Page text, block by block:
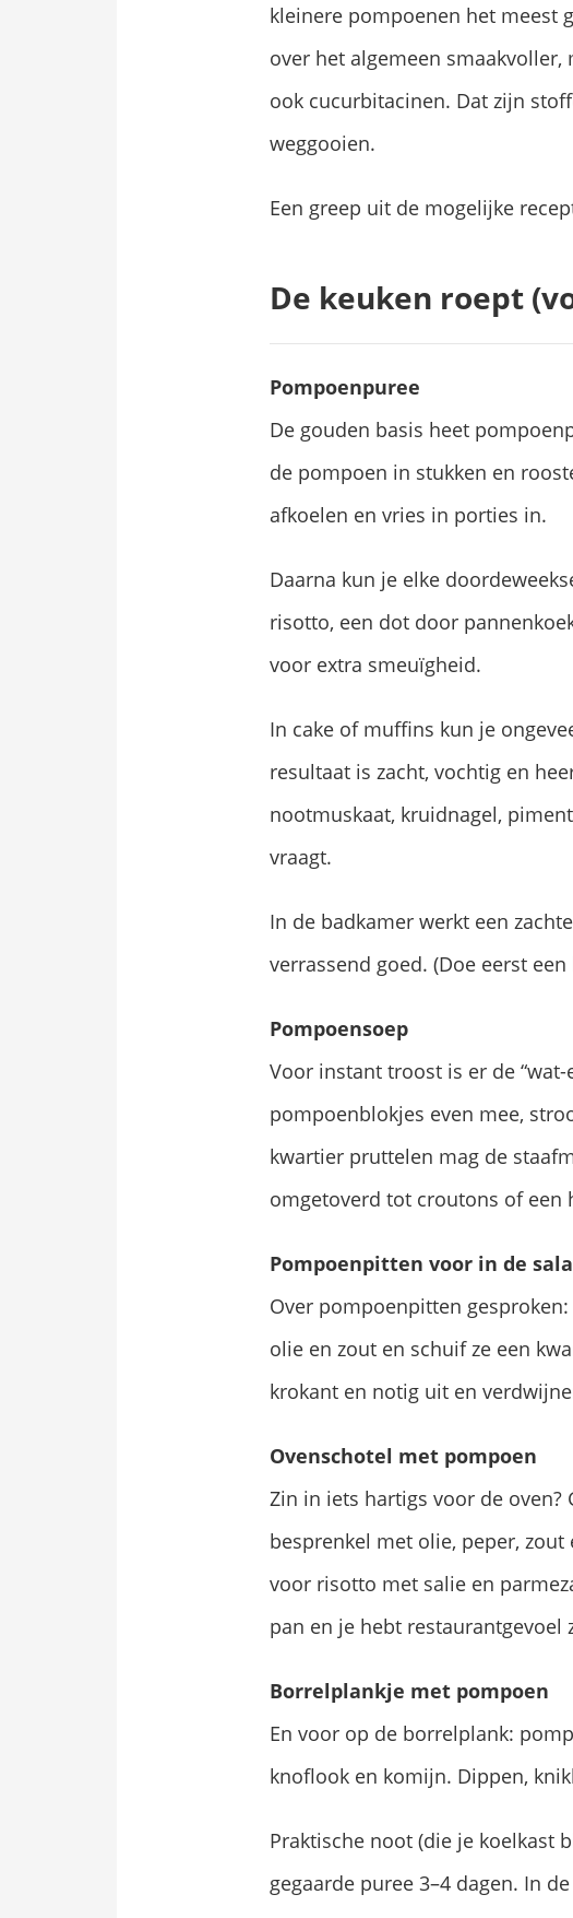
kleinere pompoenen het meest
over het algemeen
ook cucurbitacinen. Dat zijn
weggooien.
Een greep uit de mogelijke
De keuken roept
Pompoenpuree
De gouden basis heet
de pompoen in stukken en
afkoelen en vries in porties in.
Daarna kun je elke
risotto, een dot door
voor extra smeuïgheid.
In cake of muffins kun je
resultaat is zacht, vochtig en
nootmuskaat, kruidnagel,
vraagt.
In de badkamer werkt een
verrassend goed. (Doe eerst
Pompoensoep
Voor instant troost is er de
pompoenblokjes even mee,
kwartier pruttelen mag de
omgetoverd tot croutons of een
Pompoenpitten voor in de
Over pompoenpitten
olie en zout en schuif ze een
krokant en notig uit en
Ovenschotel met pompoen
Zin in iets hartigs voor de
besprenkel met olie, peper,
voor risotto met salie en
pan en je hebt restaurantgevoel
Borrelplankje met pompoen
En voor op de borrelplank:
knoflook en komijn. Dippen,
Praktische noot (die je koelkast
gegaarde puree 3–4 dagen. In